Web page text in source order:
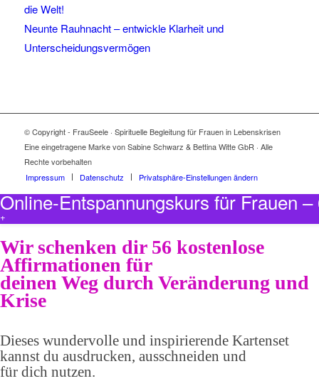
die Welt!
Neunte Rauhnacht – entwickle Klarheit und
Unterscheidungsvermögen
© Copyright - FrauSeele · Spirituelle Begleitung für Frauen in Lebenskrisen
Eine eingetragene Marke von Sabine Schwarz & Bettina Witte GbR · Alle
Rechte vorbehalten
Impressum
Datenschutz Privatsphäre-Einstellungen ändern
Online-Entspannungskurs für Frauen
+
Wir schenken dir 56 kostenlose
Affirmationen für
deinen Weg durch Veränderung und
Krise
Dieses wundervolle und inspirierende Kartenset
kannst du ausdrucken, ausschneiden und
für dich nutzen.